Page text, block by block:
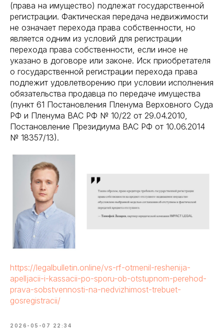
(права на имущество) подлежат государственной
регистрации. Фактическая передача недвижимости
не означает перехода права собственности, но
является одним из условий для регистрации
перехода права собственности, если иное не
указано в договоре или законе. Иск приобретателя
о государственной регистрации перехода права
подлежит удовлетворению при условии исполнения
обязательства продавца по передаче имущества
(пункт 61 Постановления Пленума Верховного Суда
РФ и Пленума ВАС РФ № 10/22 от 29.04.2010,
Постановление Президиума ВАС РФ от 10.06.2014
№ 18357/13).
https://legalbulletin.online/vs-rf-otmenil-reshenija-
apelljacii-i-kassacii-po-sporu-ob-otstupnom-perehod-
prava-sobstvennosti-na-nedvizhimost-trebuet-
gosregistracii/
2026-05-07 22:34